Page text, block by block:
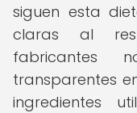
siguen esta
claras al
fabricantes
transparentes
ingredientes